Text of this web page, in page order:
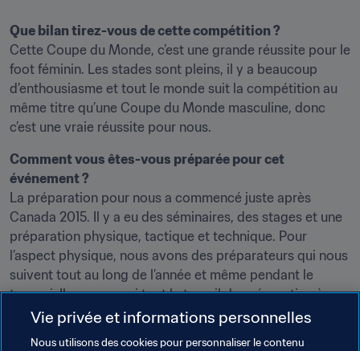
Que bilan tirez-vous de cette compétition ?
Cette Coupe du Monde, c’est une grande réussite pour le
foot féminin. Les stades sont pleins, il y a beaucoup
d’enthousiasme et tout le monde suit la compétition au
même titre qu’une Coupe du Monde masculine, donc
c’est une vraie réussite pour nous.
Comment vous êtes-vous préparée pour cet
événement ?
La préparation pour nous a commencé juste après
Canada 2015. Il y a eu des séminaires, des stages et une
préparation physique, tactique et technique. Pour
l’aspect physique, nous avons des préparateurs qui nous
suivent tout au long de l’année et même pendant le
tournoi. Il y a eu aussi tout le travail de préparation à
l’arbitrage vidéo.
Vous avez déjà arbitré des matches de l’élite
Vie privée et informations personnelles
Nous utilisons des cookies pour personnaliser le contenu